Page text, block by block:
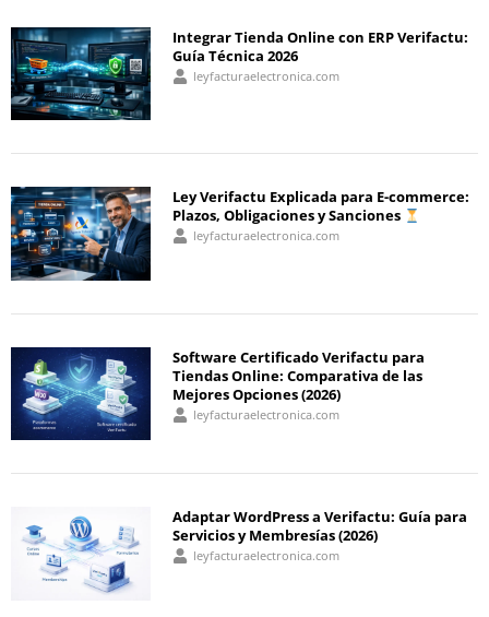
Integrar Tienda Online con ERP Verifactu:
Guía Técnica 2026
leyfacturaelectronica.com
Ley Verifactu Explicada para E-commerce:
Plazos, Obligaciones y Sanciones
leyfacturaelectronica.com
Software Certificado Verifactu para
Tiendas Online: Comparativa de las
Mejores Opciones (2026)
leyfacturaelectronica.com
Adaptar WordPress a Verifactu: Guía para
Servicios y Membresías (2026)
leyfacturaelectronica.com